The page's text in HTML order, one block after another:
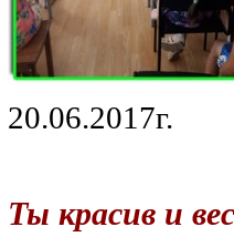
20.06.2017г.
Ты красив и